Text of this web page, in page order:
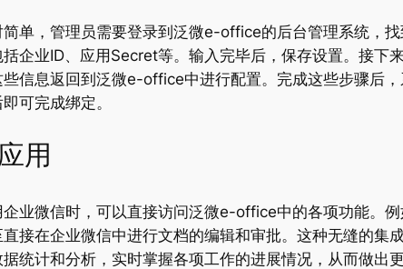
单，管理员需要登录到泛微e-office的后台管理系统，找
企业ID、应用Secret等。输入完毕后，保存设置。接下
信息返回到泛微e-office中进行配置。完成这些步骤后
可完成绑定。
用
业微信时，可以直接访问泛微e-office中的各项功能。
接在企业微信中进行文档的编辑和审批。这种无缝的
统计和分析，实时掌握各项工作的进展情况，从而做出更